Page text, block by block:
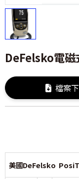
DeFelsko電磁
檔案
美國DeFelsko